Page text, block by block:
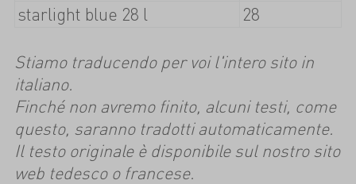
starlight blue 28 l
28
Stiamo traducendo per voi l'intero sito in
italiano.
Finché non avremo finito, alcuni testi, come
questo, saranno tradotti automaticamente.
Il testo originale è disponibile sul nostro sito
web tedesco o francese.